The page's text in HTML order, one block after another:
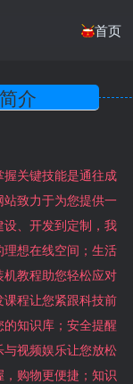
首页
关键技能是通往成
致力于为您提供一
、开发到定制，我
想在线空间；生活
教程助您轻松应对
程让您紧跟科技前
知识库；安全提醒
视频娱乐让您放松
购物更便捷；知识